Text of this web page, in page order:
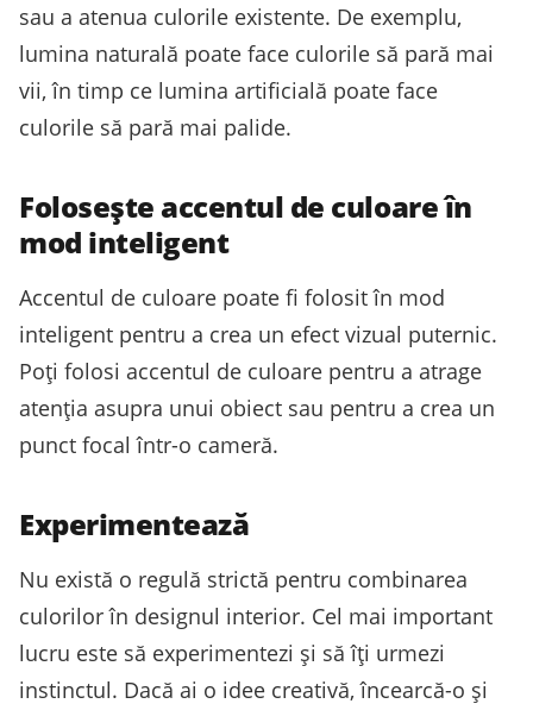
sau a atenua culorile existente. De exemplu,
lumina naturală poate face culorile să pară mai
vii, în timp ce lumina artificială poate face
culorile să pară mai palide.
Folosește accentul de culoare în
mod inteligent
Accentul de culoare poate fi folosit în mod
inteligent pentru a crea un efect vizual puternic.
Poți folosi accentul de culoare pentru a atrage
atenția asupra unui obiect sau pentru a crea un
punct focal într-o cameră.
Experimentează
Nu există o regulă strictă pentru combinarea
culorilor în designul interior. Cel mai important
lucru este să experimentezi și să îți urmezi
instinctul. Dacă ai o idee creativă, încearcă-o și